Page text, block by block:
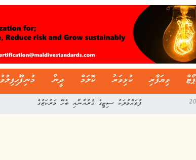
ވިޔަފާރި ކުޅިވަރު ކޮލަމް ދީން
ފުވައްމުލަކު ސިޓީގެ ޤުރުއާނާއި ބެހޭ މަރުކަޒުގެ